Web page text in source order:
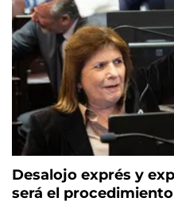
Desalojo exprés y
será el